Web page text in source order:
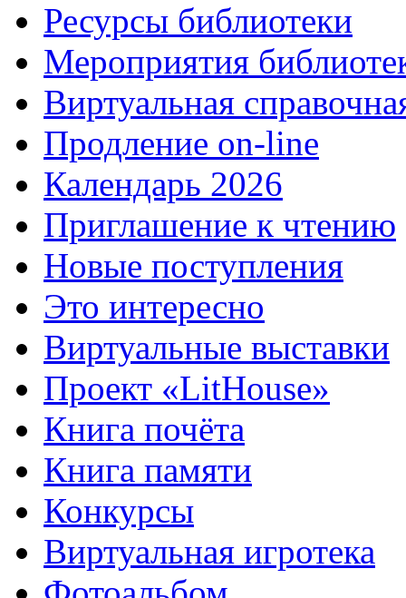
Ресурсы библиотеки
Мероприятия
Виртуальная
Продление on-line
Календарь 2026
Приглашение к чтению
Новые поступления
Это интересно
Виртуальные выставки
Проект «LitHouse»
Книга почёта
Книга памяти
Конкурсы
Виртуальная игротека